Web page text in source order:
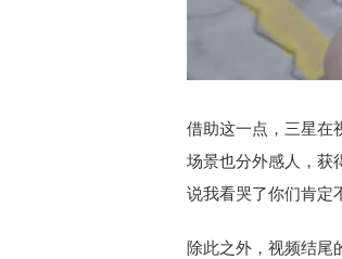
借助这一点，三星在
场景也分外感人，获
说我看哭了你们肯定
除此之外，视频结尾